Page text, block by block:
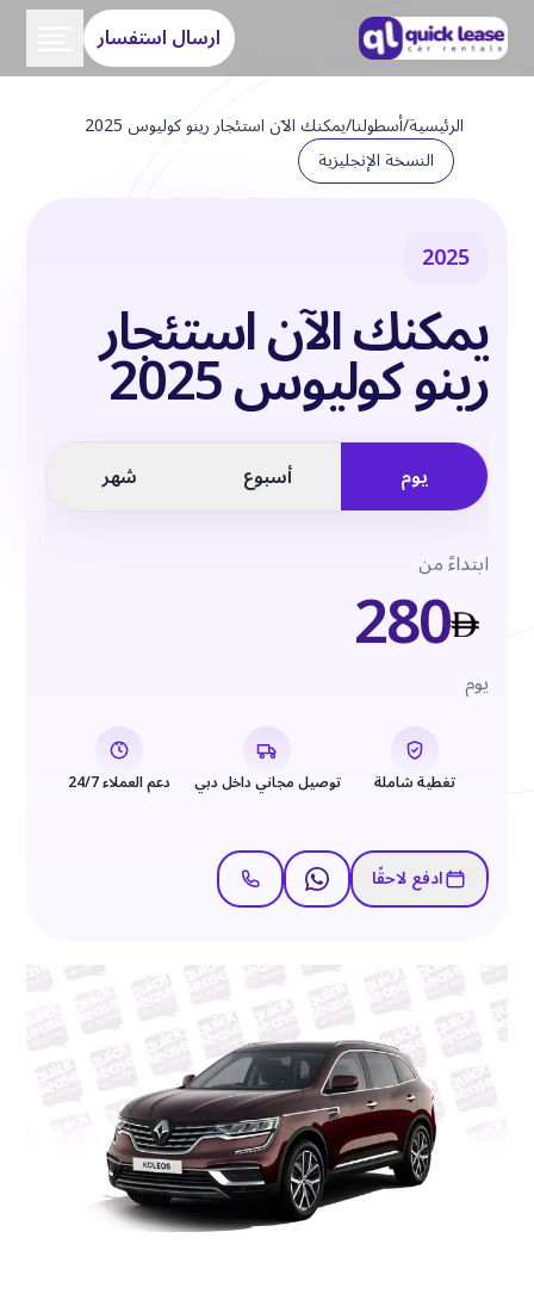
ارسال استفسار
الرئيسية/أسطولنا/يمكنك الآن استئجار رينو كوليوس 2025
النسخة الإنجليزية
2025
يمكنك الآن استئجار
رينو كوليوس 2025
يوم أسبوع شهر
ابتداءً من280 يوم
تغطية شاملة توصيل مجاني داخل دبي دعم العملاء 24/7
ادفع لاحقًا